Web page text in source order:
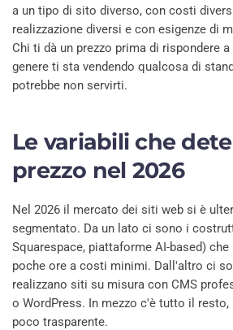
a un tipo di sito diverso, con costi
realizzazione diversi e con esigenze di
Chi ti dà un prezzo prima di rispondere
genere ti sta vendendo qualcosa di
potrebbe non servirti.
Le variabili che
prezzo nel 2026
Nel 2026 il mercato dei siti web si è
segmentato. Da un lato ci sono i
Squarespace, piattaforme AI-based)
poche ore a costi minimi. Dall'altro ci
realizzano siti su misura con CMS
o WordPress. In mezzo c'è tutto il
poco trasparente.